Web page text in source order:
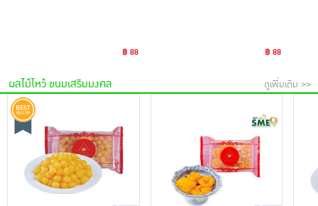
฿ 88 ฿ 88
ผลไม้ไหว้ ขนมเสริมมงคล ดูเพิ่มเติม >>